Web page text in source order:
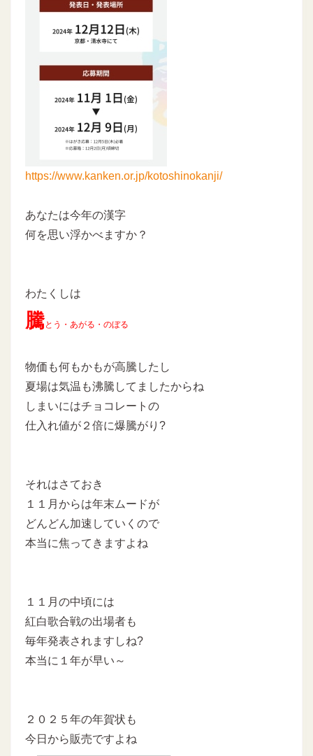
https://www.kanken.or.jp/kotoshinokanji/
あなたは今年の漢字
何を思い浮かべますか？
わたくしは
騰とう・あがる・のぼる
物価も何もかもが高騰したし
夏場は気温も沸騰してましたからね
しまいにはチョコレートの
仕入れ値が２倍に爆騰がり?
それはさておき
１１月からは年末ムードが
どんどん加速していくので
本当に焦ってきますよね
１１月の中頃には
紅白歌合戦の出場者も
毎年発表されますしね?
本当に１年が早い～
２０２５年の年賀状も
今日から販売ですよね